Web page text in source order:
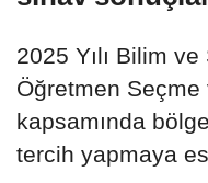
2025 Yılı Bilim
Öğretmen Seçme
kapsamında
tercih yapmaya